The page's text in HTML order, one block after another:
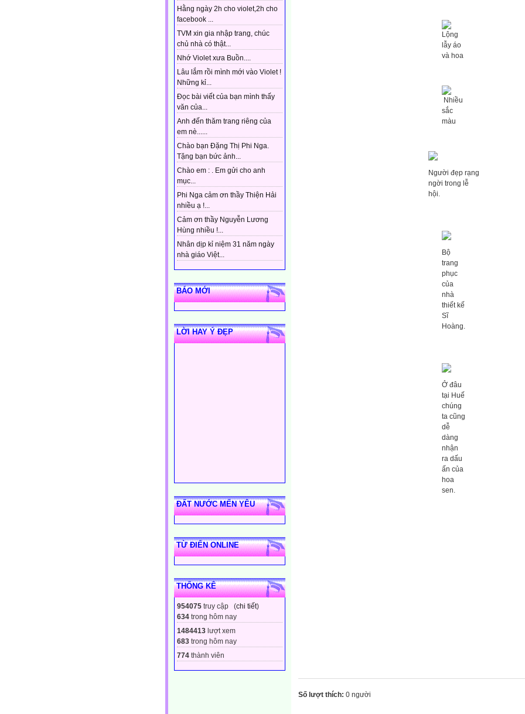
Hằng ngày 2h cho violet,2h cho
facebook ...
TVM xin gia nhập trang, chúc
chủ nhà có thật...
Nhớ Violet xưa Buồn....
Lâu lắm rồi mình mới vào Violet !
Những kỉ...
Đọc bài viết của bạn mình thấy
văn của...
Anh đến thăm trang riêng của
em nè......
Chào bạn Đặng Thị Phi Nga.
Tặng bạn bức ảnh...
Chào em : . Em gửi cho anh
mục...
Phi Nga cảm ơn thầy Thiện Hải
nhiều ạ !...
Cảm ơn thầy Nguyễn Lương
Hùng nhiều !...
Nhân dịp kỉ niệm 31 năm ngày
nhà giáo Việt...
BÁO MỚI
LỜI HAY Ý ĐẸP
ĐẤT NƯỚC MẾN YÊU
TỪ ĐIỂN ONLINE
THỐNG KÊ
954075 truy cập (chi tiết)
634 trong hôm nay
1484413 lượt xem
683 trong hôm nay
774 thành viên
Lộng
lẫy áo
và hoa
Nhiều
sắc
màu
Người đẹp rạng
ngời trong lễ
hội.
Bộ
trang
phục
của
nhà
thiết kế
Sĩ
Hoàng.
Ở đâu
tại Huế
chúng
ta cũng
dễ
dàng
nhận
ra dấu
ấn của
hoa
sen.
Số lượt thích: 0 người